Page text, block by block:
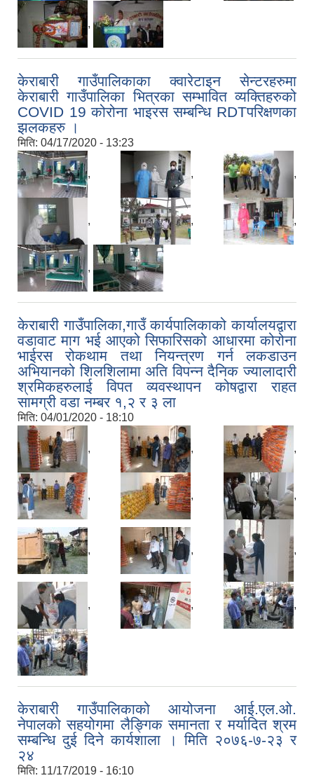
,
केराबारी गाउँपालिकाका क्वारेटाइन सेन्टरहरुमा
केराबारी गाउँपालिका भित्रका सम्भावित व्यक्तिहरुको
COVID 19 कोरोना भाइरस सम्बन्धि RDTपरिक्षणका
झलकहरु ।
मिति: 04/17/2020 - 13:23
, , ,
, , ,
,
केराबारी गाउँपालिका,गाउँ कार्यपालिकाको कार्यालयद्वारा
वडावाट माग भई आएको सिफारिसको आधारमा कोरोना
भाईरस रोकथाम तथा नियन्त्रण गर्न लकडाउन
अभियानको शिलशिलामा अति विपन्न दैनिक ज्यालादारी
श्रमिकहरुलाई विपत व्यवस्थापन कोषद्वारा राहत
सामग्री वडा नम्बर १,२ र ३ ला
मिति: 04/01/2020 - 18:10
, , ,
, , ,
, , ,
, , ,
केराबारी गाउँपालिकाको आयोजना आई.एल.ओ.
नेपालको सहयोगमा लैङ्गिक समानता र मर्यादित श्रम
सम्बन्धि दुई दिने कार्यशाला । मिति २०७६-७-२३ र
२४
मिति: 11/17/2019 - 16:10